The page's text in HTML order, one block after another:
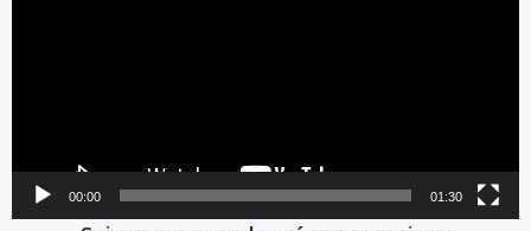
00:00 01:30